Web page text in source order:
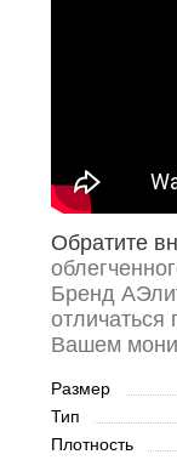
Обратите
Бренд
отличаться
Вашем
Размер
Тип
Плотность